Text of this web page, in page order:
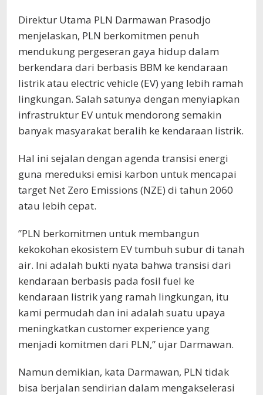
Direktur Utama PLN Darmawan Prasodjo
menjelaskan, PLN berkomitmen penuh
mendukung pergeseran gaya hidup dalam
berkendara dari berbasis BBM ke kendaraan
listrik atau electric vehicle (EV) yang lebih ramah
lingkungan. Salah satunya dengan menyiapkan
infrastruktur EV untuk mendorong semakin
banyak masyarakat beralih ke kendaraan listrik.
Hal ini sejalan dengan agenda transisi energi
guna mereduksi emisi karbon untuk mencapai
target Net Zero Emissions (NZE) di tahun 2060
atau lebih cepat.
”PLN berkomitmen untuk membangun
kekokohan ekosistem EV tumbuh subur di tanah
air. Ini adalah bukti nyata bahwa transisi dari
kendaraan berbasis pada fosil fuel ke
kendaraan listrik yang ramah lingkungan, itu
kami permudah dan ini adalah suatu upaya
meningkatkan customer experience yang
menjadi komitmen dari PLN,” ujar Darmawan.
Namun demikian, kata Darmawan, PLN tidak
bisa berjalan sendirian dalam mengakselerasi